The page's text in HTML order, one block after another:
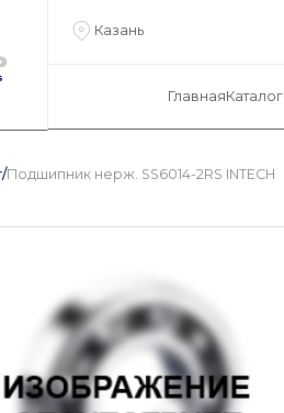
Казань
ГлавнаяКаталог
/Подшипник нерж. SS6014-2RS INTECH